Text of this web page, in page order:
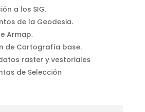
a los SIG.
de la Geodesia.
Armap.
de Cartografía base.
raster y vestoriales
de Selección